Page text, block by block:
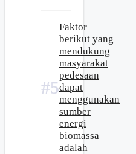
Faktor
berikut yang
mendukung
masyarakat
pedesaan
dapat
menggunakan
sumber
energi
biomassa
adalah